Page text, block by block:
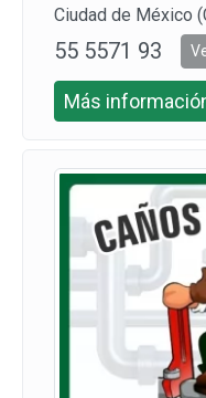
Ciudad de México
55 5571 93
40 CEL: 55
3470 1722
Más